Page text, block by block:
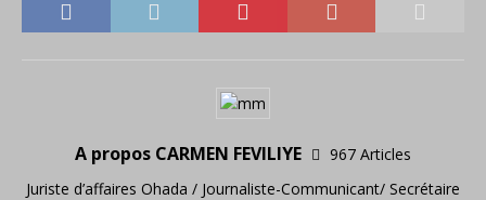
A propos CARMEN FEVILIYE
967 Articles
Juriste d’affaires Ohada / Journaliste-Communicant/ Secrétaire